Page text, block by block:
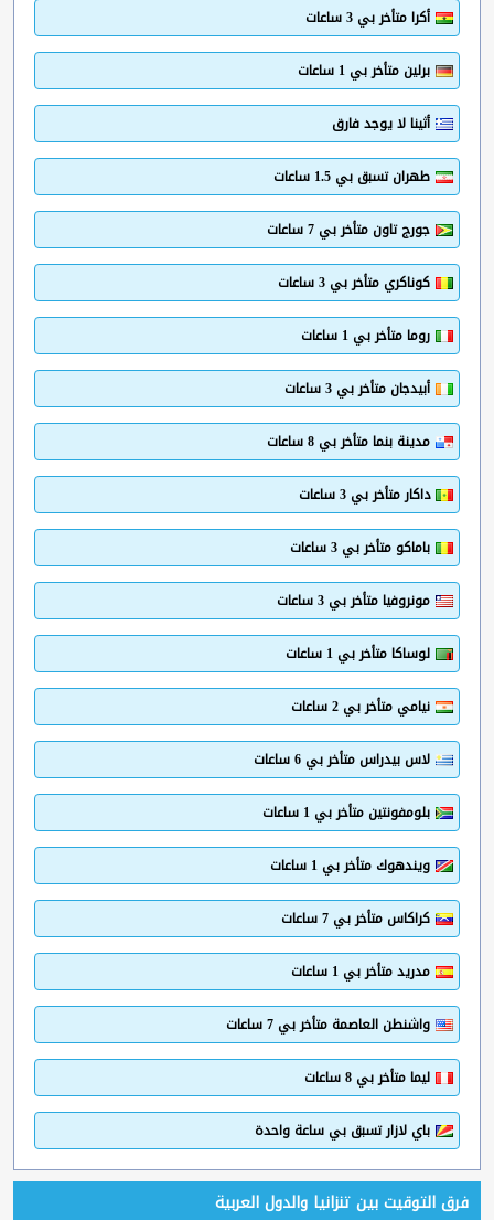
أكرا متأخر بي 3 ساعات
برلين متأخر بي 1 ساعات
أثينا لا يوجد فارق
طهران تسبق بي 1.5 ساعات
جورج تاون متأخر بي 7 ساعات
كوناكري متأخر بي 3 ساعات
روما متأخر بي 1 ساعات
أبيدجان متأخر بي 3 ساعات
مدينة بنما متأخر بي 8 ساعات
داكار متأخر بي 3 ساعات
باماكو متأخر بي 3 ساعات
مونروفيا متأخر بي 3 ساعات
لوساكا متأخر بي 1 ساعات
نيامي متأخر بي 2 ساعات
لاس بيدراس متأخر بي 6 ساعات
بلومفونتين متأخر بي 1 ساعات
ويندهوك متأخر بي 1 ساعات
كراكاس متأخر بي 7 ساعات
مدريد متأخر بي 1 ساعات
واشنطن العاصمة متأخر بي 7 ساعات
ليما متأخر بي 8 ساعات
باي لازار تسبق بي ساعة واحدة
فرق التوقيت بين تنزانيا والدول العربية